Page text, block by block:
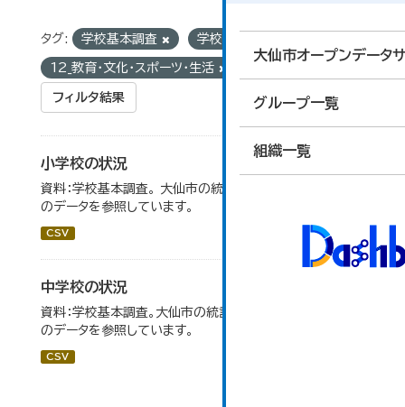
大仙市オープンデータ
グループ一覧
組織一覧
タグ: 学校基本調査 学校数
12_教育・文化・スポーツ・生活
フィルタ結果
小学校の状況
資料：学校基本調査。 大仙市の統計「14-3 小学校の状況」
のデータを参照しています。
CSV
中学校の状況
資料：学校基本調査。大仙市の統計「14-5 中学校の状況」
のデータを参照しています。
CSV